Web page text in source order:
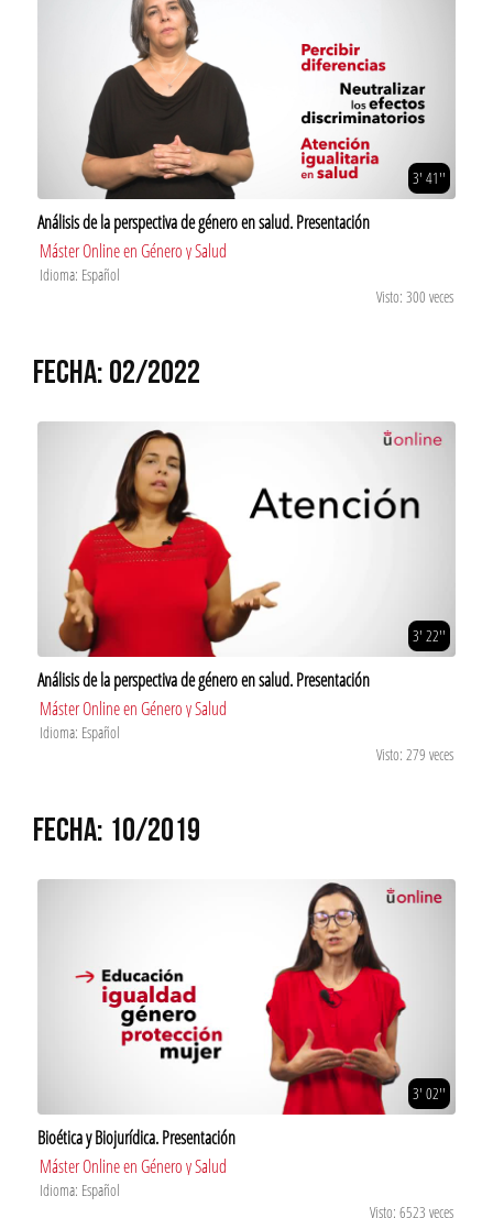
3' 41''
Análisis de la perspectiva de género en salud. Presentación
Máster Online en Género y Salud
Idioma: Español
Visto: 300 veces
FECHA: 02/2022
3' 22''
Análisis de la perspectiva de género en salud. Presentación
Máster Online en Género y Salud
Idioma: Español
Visto: 279 veces
FECHA: 10/2019
3' 02''
Bioética y Biojurídica. Presentación
Máster Online en Género y Salud
Idioma: Español
Visto: 6523 veces